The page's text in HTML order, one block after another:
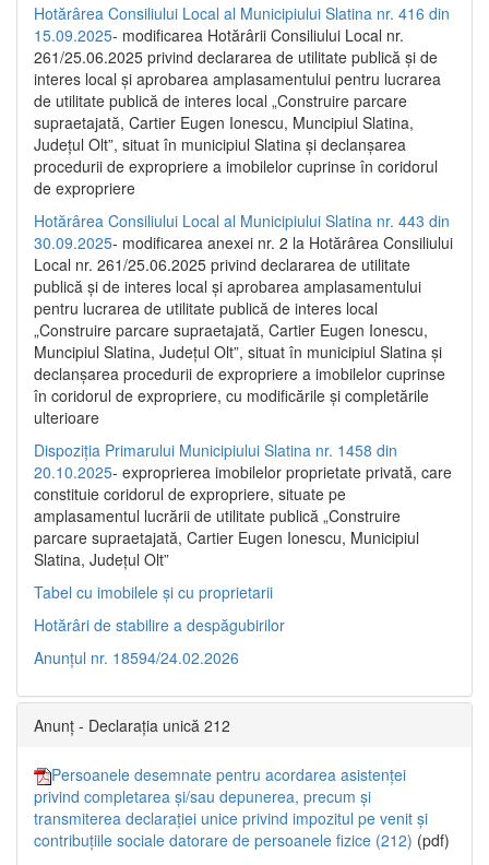
Hotărârea Consiliului Local al Municipiului Slatina nr. 416 din
15.09.2025- modificarea Hotărârii Consiliului Local nr.
261/25.06.2025 privind declararea de utilitate publică și de
interes local și aprobarea amplasamentului pentru lucrarea
de utilitate publică de interes local „Construire parcare
supraetajată, Cartier Eugen Ionescu, Muncipiul Slatina,
Județul Olt”, situat în municipiul Slatina și declanșarea
procedurii de expropriere a imobilelor cuprinse în coridorul
de expropriere
Hotărârea Consiliului Local al Municipiului Slatina nr. 443 din
30.09.2025- modificarea anexei nr. 2 la Hotărârea Consiliului
Local nr. 261/25.06.2025 privind declararea de utilitate
publică şi de interes local şi aprobarea amplasamentului
pentru lucrarea de utilitate publică de interes local
„Construire parcare supraetajată, Cartier Eugen Ionescu,
Muncipiul Slatina, Judeţul Olt”, situat în municipiul Slatina şi
declanşarea procedurii de expropriere a imobilelor cuprinse
în coridorul de expropriere, cu modificările şi completările
ulterioare
Dispoziția Primarului Municipiului Slatina nr. 1458 din
20.10.2025- exproprierea imobilelor proprietate privată, care
constituie coridorul de expropriere, situate pe
amplasamentul lucrării de utilitate publică „Construire
parcare supraetajată, Cartier Eugen Ionescu, Municipiul
Slatina, Județul Olt”
Tabel cu imobilele și cu proprietarii
Hotărâri de stabilire a despăgubirilor
Anunțul nr. 18594/24.02.2026
Anunț - Declarația unică 212
Persoanele desemnate pentru acordarea asistenței
privind completarea și/sau depunerea, precum și
transmiterea declarației unice privind impozitul pe venit și
contribuțiile sociale datorare de persoanele fizice (212) (pdf)